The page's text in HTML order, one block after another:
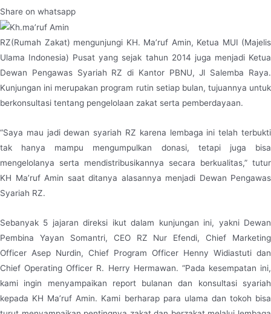
Share on whatsapp
RZ(Rumah Zakat) mengunjungi KH. Ma’ruf Amin, Ketua MUI (Majelis
Ulama Indonesia) Pusat yang sejak tahun 2014 juga menjadi Ketua
Dewan Pengawas Syariah RZ di Kantor PBNU, Jl Salemba Raya.
Kunjungan ini merupakan program rutin setiap bulan, tujuannya untuk
berkonsultasi tentang pengelolaan zakat serta pemberdayaan.
“Saya mau jadi dewan syariah RZ karena lembaga ini telah terbukti
tak hanya mampu mengumpulkan donasi, tetapi juga bisa
mengelolanya serta mendistribusikannya secara berkualitas,” tutur
KH Ma’ruf Amin saat ditanya alasannya menjadi Dewan Pengawas
Syariah RZ.
Sebanyak 5 jajaran direksi ikut dalam kunjungan ini, yakni Dewan
Pembina Yayan Somantri, CEO RZ Nur Efendi, Chief Marketing
Officer Asep Nurdin, Chief Program Officer Henny Widiastuti dan
Chief Operating Officer R. Herry Hermawan. “Pada kesempatan ini,
kami ingin menyampaikan report bulanan dan konsultasi syariah
kepada KH Ma’ruf Amin. Kami berharap para ulama dan tokoh bisa